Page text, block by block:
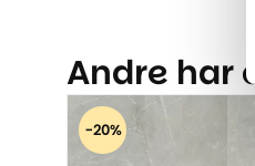
Andre har
-20%